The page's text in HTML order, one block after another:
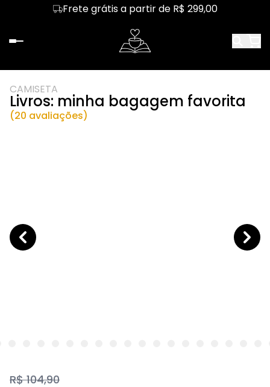
Frete grátis a partir de R$ 299,00
CAMISETA
Livros: minha bagagem favorita
(20 avaliações)
R$ 104,90